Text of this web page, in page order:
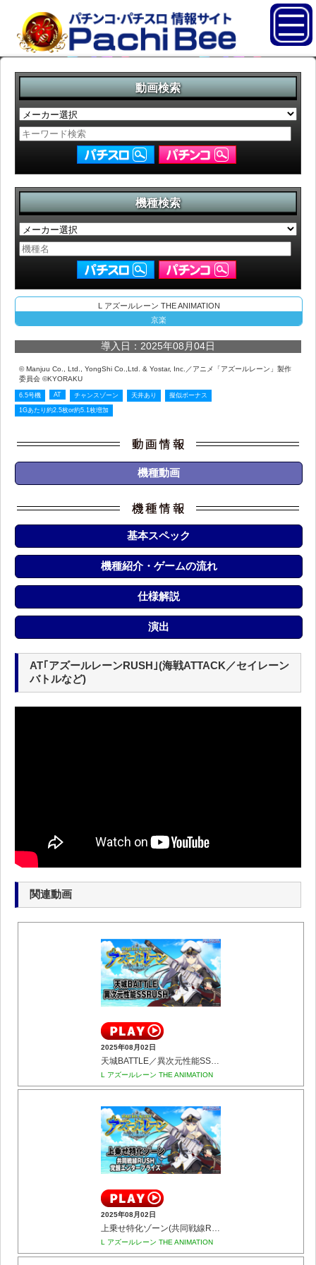
動画検索
機種検索
L アズールレーン THE ANIMATION
京楽
導入日：2025年08月04日
© Manjuu Co., Ltd., YongShi Co.,Ltd. & Yostar, Inc.／アニメ「アズールレーン」製作
委員会 ©KYORAKU
6.5号機 AT チャンスゾーン 天井あり 擬似ボーナス
1Gあたり約2.5枚or約5.1枚増加
機種動画
基本スペック
機種紹介・ゲームの流れ
仕様解説
演出
AT｢アズールレーンRUSH｣(海戦ATTACK／セイレーン
バトルなど)
関連動画
2025年08月02日
天城BATTLE／異次元性能SSRUSH
L アズールレーン THE ANIMATION
2025年08月02日
上乗せ特化ゾーン(共同戦線RUSH／覚醒エンタープライズ)
L アズールレーン THE ANIMATION